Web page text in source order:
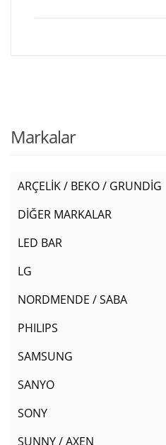
Markalar
ARÇELİK / BEKO / GRUNDİG
DİĞER MARKALAR
LED BAR
LG
NORDMENDE / SABA
PHILIPS
SAMSUNG
SANYO
SONY
SUNNY / AXEN